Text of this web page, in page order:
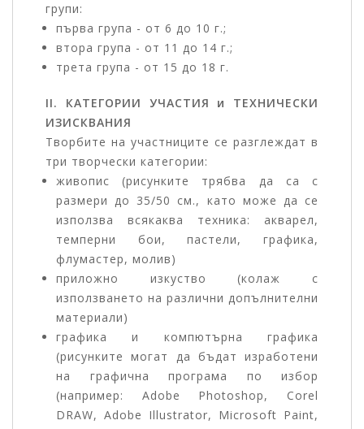
групи:
първа група - от 6 до 10 г.;
втора група - от 11 до 14 г.;
трета група - от 15 до 18 г.
II. КАТЕГОРИИ УЧАСТИЯ и ТЕХНИЧЕСКИ
ИЗИСКВАНИЯ
Творбите на участниците се разглеждат в
три творчески категории:
живопис (рисунките трябва да са с
размери до 35/50 см., като може да се
използва всякаква техника: акварел,
темперни бои, пастели, графика,
флумастер, молив)
приложно изкуство (колаж с
използването на различни допълнителни
материали)
графика и компютърна графика
(рисунките могат да бъдат изработени
на графична програма по избор
(например: Adobe Photoshop, Corel
DRAW, Adobe Illustrator, Microsoft Paint,